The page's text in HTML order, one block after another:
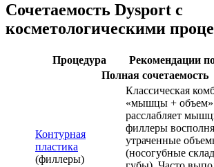
Сочетаемость Dysport с
косметологическими
Процедура
Рекомендации
Полная сочетаемость
Контурная
пластика
(филлеры)
Классическая
«мышцы +
расслабляет
филлеры
утраченные
(носогубные